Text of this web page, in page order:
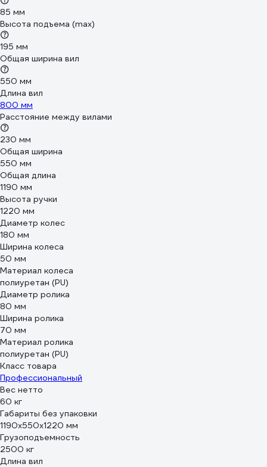
85 мм
Высота подъема (max)
195 мм
Общая ширина вил
550 мм
Длина вил
800 мм
Расстояние между вилами
230 мм
Общая ширина
550 мм
Общая длина
1190 мм
Высота ручки
1220 мм
Диаметр колес
180 мм
Ширина колеса
50 мм
Материал колеса
полиуретан (PU)
Диаметр ролика
80 мм
Ширина ролика
70 мм
Материал ролика
полиуретан (PU)
Класс товара
Профессиональный
Вес нетто
60 кг
Габариты без упаковки
1190х550х1220 мм
Грузоподъемность
2500 кг
Длина вил